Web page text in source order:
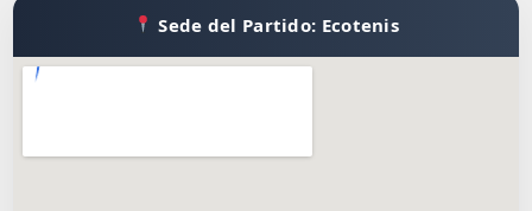
Sede del Partido: Ecotenis